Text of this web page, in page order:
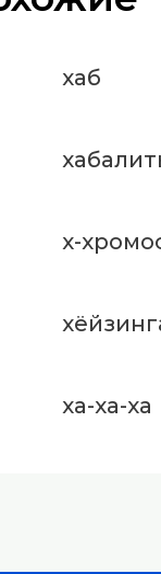
хаб
х-
ха-ха-ха